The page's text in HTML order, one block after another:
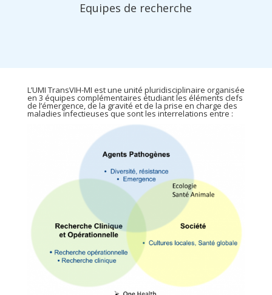
Equipes de recherche
L’UMI TransVIH-MI est une unité pluridisciplinaire organisée
en 3 équipes complémentaires étudiant les éléments clefs
de l’émergence, de la gravité et de la prise en charge des
maladies infectieuses que sont les interrelations entre :